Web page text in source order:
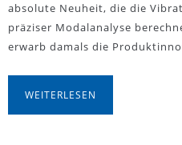
absolute Neuheit, die die
präziser Modalanalyse
erwarb damals die
WEITERLESEN